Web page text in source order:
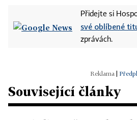
Přidejte si
své oblíbené
zprávách.
Související články